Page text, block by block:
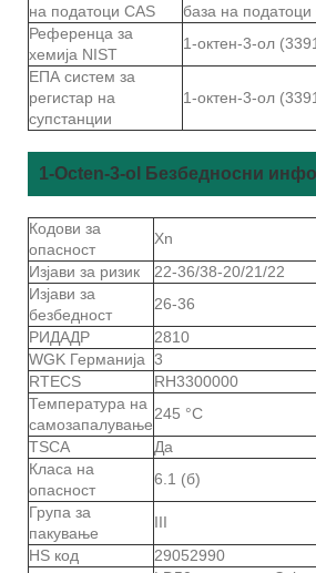
на податоци CAS
база на податоци
Референца за
хемија NIST
1-октен-3-ол
ЕПА систем за
регистар на
супстанции
1-октен-3-ол
1-Octen-3-ol Безбедносни
Кодови за
опасност
Xn
Изјави за ризик
22-36/38-20/21/22
Изјави за
безбедност
26-36
РИДАДР
2810
WGK Германија 3
RTECS
RH3300000
Температура на
самозапалување
245 °C
TSCA
Да
Класа на
опасност
6.1 (б)
Група за
пакување
III
HS код
29052990